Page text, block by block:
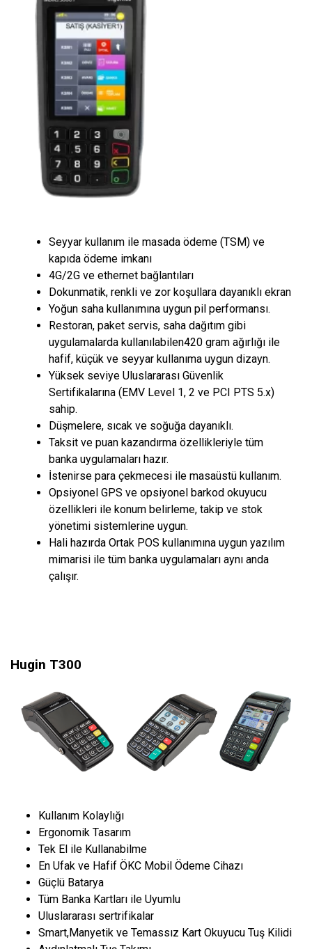
Seyyar kullanım ile masada ödeme (TSM) ve
kapıda ödeme imkanı
4G/2G ve ethernet bağlantıları
Dokunmatik, renkli ve zor koşullara dayanıklı ekran
Yoğun saha kullanımına uygun pil performansı.
Restoran, paket servis, saha dağıtım gibi
uygulamalarda kullanılabilen420 gram ağırlığı ile
hafif, küçük ve seyyar kullanıma uygun dizayn.
Yüksek seviye Uluslararası Güvenlik
Sertifikalarına (EMV Level 1, 2 ve PCI PTS 5.x)
sahip.
Düşmelere, sıcak ve soğuğa dayanıklı.
Taksit ve puan kazandırma özellikleriyle tüm
banka uygulamaları hazır.
İstenirse para çekmecesi ile masaüstü kullanım.
Opsiyonel GPS ve opsiyonel barkod okuyucu
özellikleri ile konum belirleme, takip ve stok
yönetimi sistemlerine uygun.
Hali hazırda Ortak POS kullanımına uygun yazılım
mimarisi ile tüm banka uygulamaları aynı anda
çalışır.
Hugin T300
Kullanım Kolaylığı
Ergonomik Tasarım
Tek El ile Kullanabilme
En Ufak ve Hafif ÖKC Mobil Ödeme Cihazı
Güçlü Batarya
Tüm Banka Kartları ile Uyumlu
Uluslararası sertrifikalar
Smart,Manyetik ve Temassız Kart Okuyucu Tuş Kilidi